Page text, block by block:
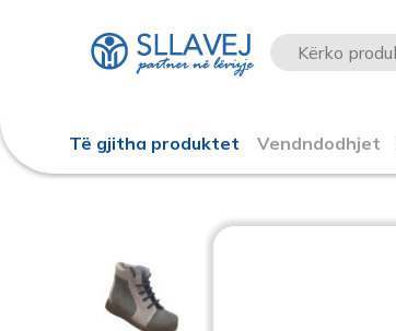
Të gjitha produktet Vendndodhjet